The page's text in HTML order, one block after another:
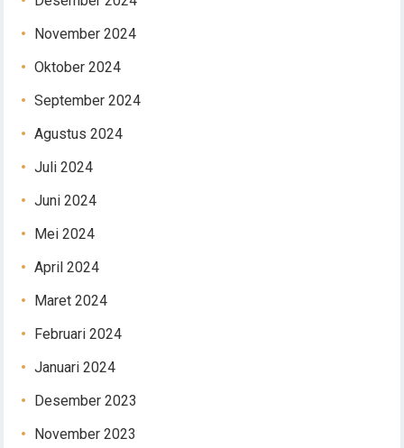
November 2024
Oktober 2024
September 2024
Agustus 2024
Juli 2024
Juni 2024
Mei 2024
April 2024
Maret 2024
Februari 2024
Januari 2024
Desember 2023
November 2023